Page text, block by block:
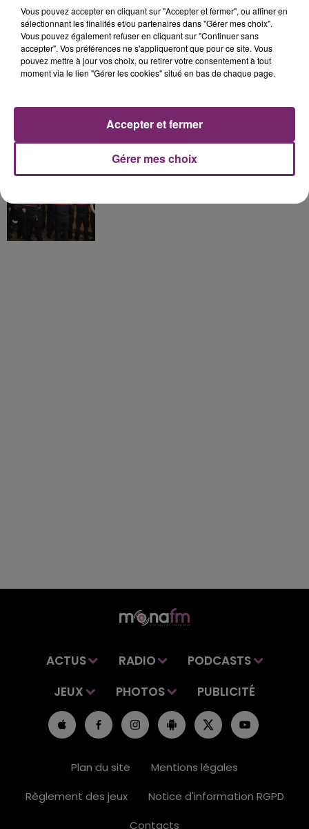
éclipse solaire du 12 Août 2026
158 pompiers de la région sont
partis hier soir pour la Gironde
ACTUS RADIO
PODCASTS
JEUX
PHOTOS PUBLICITÉ
Plan du site
Mentions légales
Règlement des jeux
Notice d'information RGPD
Contacts
Vous pouvez accepter en cliquant sur "Accepter et fermer", ou affiner en
sélectionnant les finalités et/ou partenaires dans "Gérer mes choix".
Vous pouvez également refuser en cliquant sur "Continuer sans
accepter". Vos préférences ne s'appliqueront que pour ce site. Vous
pouvez mettre à jour vos choix, ou retirer votre consentement à tout
moment via le lien "Gérer les cookies" situé en bas de chaque page.
Gérer mes choix
Accepter et fermer